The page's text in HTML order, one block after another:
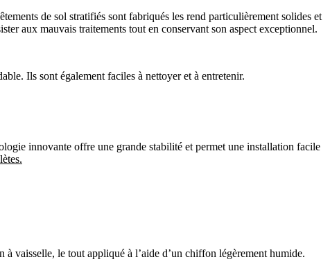
de sol stratifiés sont fabriqués les rend particulièrement solides et
aux mauvais traitements tout en conservant son aspect exceptionnel.
Ils sont également faciles à nettoyer et à entretenir.
innovante offre une grande stabilité et permet une installation facile
vaisselle, le tout appliqué à l’aide d’un chiffon légèrement humide.